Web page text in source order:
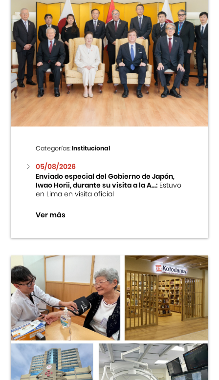
Categorías:Institucional
05/08/2026
Enviado especial del Gobierno de Japón,
Iwao Horii, durante su visita a la A...:Estuvo
en Lima en visita oficial
Ver más